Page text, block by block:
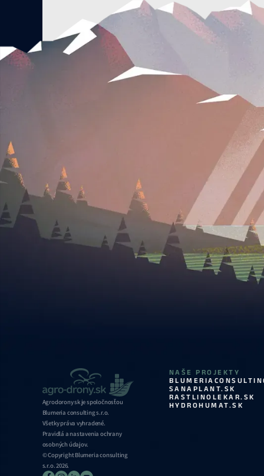
Agrodorony sk je spoločnosťou
Blumeria consulting s.r.o.
Všetky práva vyhradené.
Pravidlá a nastavenia ochrany
osobných údajov.
© Copyright Blumeria consulting
s.r.o. 2026.
NAŠE PROJEKTY
SANAPLANT.SK
RASTLINOLEKAR.SK
HYDROHUMAT.SK